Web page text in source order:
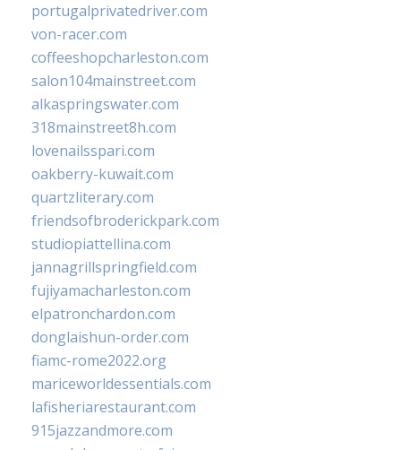
portugalprivatedriver.com
von-racer.com
coffeeshopcharleston.com
salon104mainstreet.com
alkaspringswater.com
318mainstreet8h.com
lovenailsspari.com
oakberry-kuwait.com
quartzliterary.com
friendsofbroderickpark.com
studiopiattellina.com
jannagrillspringfield.com
fujiyamacharleston.com
elpatronchardon.com
donglaishun-order.com
fiamc-rome2022.org
mariceworldessentials.com
lafisheriarestaurant.com
915jazzandmore.com